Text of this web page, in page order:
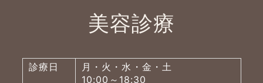
保険での診療
一般診療 美容診療
美容診療
診療日
月・火・水・金・土
10:00～18:30